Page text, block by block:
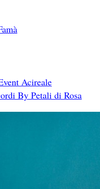
Acireale
By Petali di Rosa